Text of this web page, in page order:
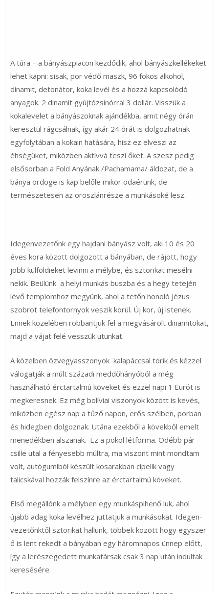
A túra – a bányászpiacon kezdődik, ahol bányászkellékeket
lehet kapni: sisak, por védő maszk, 96 fokos alkohol,
dinamit, detonátor, koka levél és a hozzá kapcsolódó
anyagok. 2 dinamit gyújtózsinórral 3 dollár. Visszük a
kokalevelet a bányászoknak ajándékba, amit négy órán
keresztül rágcsálnak, így akár 24 órát is dolgozhatnak
egyfolytában a kokain hatására, hisz ez elveszi az
éhségüket, miközben aktívvá teszi őket. A szesz pedig
elsősorban a Fold Anyának /Pachamama/ áldozat, de a
bánya ördöge is kap belőle mikor odaérünk, de
természetesen az oroszlánrésze a munkásoké lesz.
Idegenvezetőnk egy hajdani bányász volt, aki 10 és 20
éves kora között dolgozott a bányában, de rájött, hogy
jobb külföldieket levinni a mélybe, és sztorikat mesélni
nekik. Beülünk a helyi munkás buszba és a hegy tetején
lévő templomhoz megyünk, ahol a tetőn honoló Jézus
szobrot telefontornyok veszik körül. Új kor, új istenek.
Ennek közelében robbantjuk fel a megvásárolt dinamitokat,
majd a vájat felé vesszük utunkat.
A közelben özvegyasszonyok kalapáccsal törik és kézzel
válogatják a múlt századi meddőhányóból a még
használható érctartalmú köveket és ezzel napi 1 Eurót is
megkeresnek. Ez még bolíviai viszonyok között is kevés,
miközben egész nap a tűző napon, erős szélben, porban
és hidegben dolgoznak. Utána ezekből a kövekből emelt
menedékben alszanak. Ez a pokol létforma. Odébb pár
csille utal a fényesebb múltra, ma viszont mint mondtam
volt, autógumiból készült kosarakban cipelik vagy
talicskával hozzák felszínre az érctartalmú köveket.
Első megállónk a mélyben egy munkáspihenő luk, ahol
újabb adag koka levélhez juttatjuk a munkásokat. Idegen-
vezetőnktől sztorikat hallunk, többek között hogy egyszer
ő is lent rekedt a bányában egy háromnapos ünnep előtt,
így a lerészegedett munkatársak csak 3 nap után indultak
keresésére.